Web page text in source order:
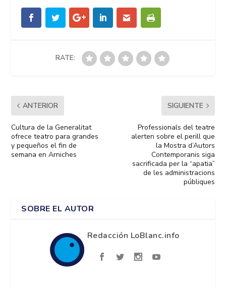
RATE:
ANTERIOR
Cultura de la Generalitat
ofrece teatro para grandes
y pequeños el fin de
semana en Arniches
SIGUIENTE
Professionals del teatre
alerten sobre el perill que
la Mostra d’Autors
Contemporanis siga
sacrificada per la “apatia”
de les administracions
públiques
SOBRE EL AUTOR
Redacción LoBlanc.info